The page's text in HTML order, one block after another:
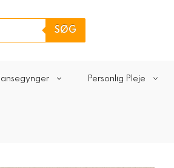
SØG
Personlig Pleje